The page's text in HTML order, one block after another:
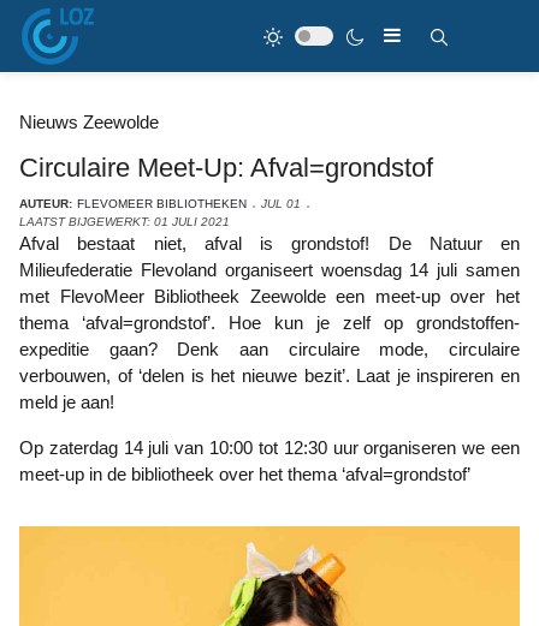
Nieuws Zeewolde
Circulaire Meet-Up: Afval=grondstof
AUTEUR: FLEVOMEER BIBLIOTHEKEN
JUL 01
LAATST BIJGEWERKT: 01 JULI 2021
Afval bestaat niet, afval is grondstof! De Natuur en
Milieufederatie Flevoland organiseert woensdag 14 juli samen
met FlevoMeer Bibliotheek Zeewolde een meet-up over het
thema ‘afval=grondstof’. Hoe kun je zelf op grondstoffen-
expeditie gaan? Denk aan circulaire mode, circulaire
verbouwen, of ‘delen is het nieuwe bezit’. Laat je inspireren en
meld je aan!
Op zaterdag 14 juli van 10:00 tot 12:30 uur organiseren we een
meet-up in de bibliotheek over het thema ‘afval=grondstof’